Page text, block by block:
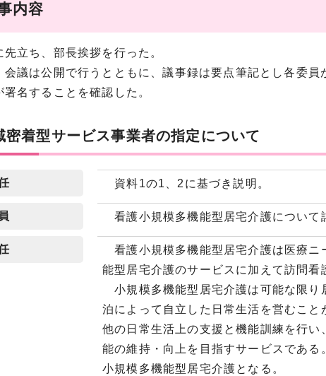
内容
立ち、部長挨拶を行った。
議は公開で行うとともに、議事録は要点筆記とし各委員
署名することを確認した。
密着型サービス事業者の指定について
資料1の1、2に基づき説明。
看護小規模多機能型居宅介護について
看護小規模多機能型居宅介護は医療ニ
能型居宅介護のサービスに加えて訪問看
小規模多機能型居宅介護は可能な限り
泊によって自立した日常生活を営むこ
他の日常生活上の支援と機能訓練を行
能の維持・向上を目指すサービスであ
小規模多機能型居宅介護となる。